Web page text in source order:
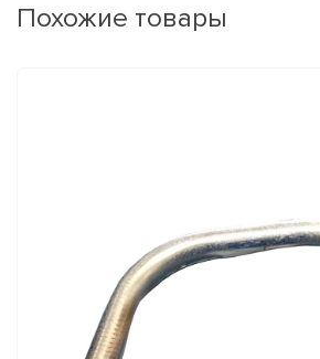
Похожие товары